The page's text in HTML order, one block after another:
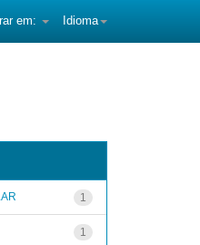
Idioma
em:
1
1